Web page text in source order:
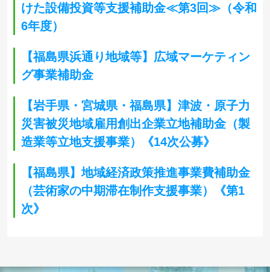
けた設備投資等支援補助金≪第3回≫（令和
6年度）
【福島県浜通り地域等】広域マーケティン
グ事業補助金
【岩手県・宮城県・福島県】津波・原子力
災害被災地域雇用創出企業立地補助金（製
造業等立地支援事業）《14次公募》
【福島県】地域経済政策推進事業費補助金
（芸術家の中期滞在制作支援事業）《第1
次》